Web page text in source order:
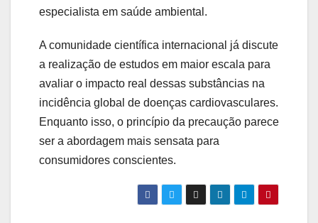
especialista em saúde ambiental.
A comunidade científica internacional já discute
a realização de estudos em maior escala para
avaliar o impacto real dessas substâncias na
incidência global de doenças cardiovasculares.
Enquanto isso, o princípio da precaução parece
ser a abordagem mais sensata para
consumidores conscientes.